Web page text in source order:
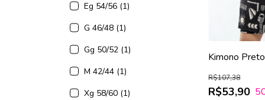
Eg 54/56 (1)
G 46/48 (1)
Gg 50/52 (1)
M 42/44 (1)
Xg 58/60 (1)
Kimono
Caimento Leve
R$53,90
R$107,38